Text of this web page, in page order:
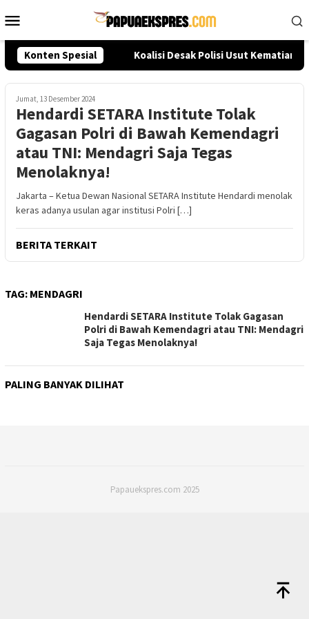
ke
Mobile
Konten Spesial
Akpol 2026 Koalisi Desak Polisi Usut Kematian
Jumat, 13 Desember 2024
Hendardi SETARA Institute Tolak
Gagasan Polri di Bawah Kemendagri
atau TNI: Mendagri Saja Tegas
Menolaknya!
Jakarta – Ketua Dewan Nasional SETARA Institute Hendardi menolak
keras adanya usulan agar institusi Polri […]
BERITA TERKAIT
TAG: MENDAGRI
Hendardi SETARA Institute Tolak Gagasan
Polri di Bawah Kemendagri atau TNI: Mendagri
Saja Tegas Menolaknya!
PALING BANYAK DILIHAT
Papauekspres.com 2025